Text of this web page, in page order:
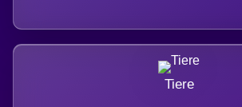
Tiere